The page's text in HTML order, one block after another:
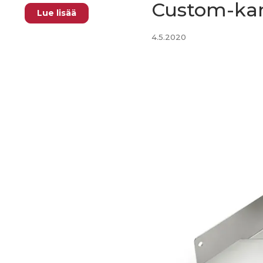
Lue lisää Custom-
4.5.2020